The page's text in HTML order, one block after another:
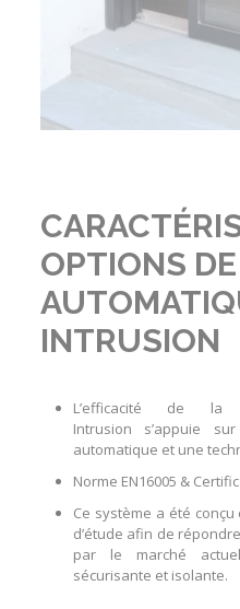
OPTIONS
INTRUSION
L’efficacité de la
Intrusion s’appuie
automatique et une
Norme EN16005 &
Ce système a été
d’étude afin de
par le marché
sécurisante et isolante.